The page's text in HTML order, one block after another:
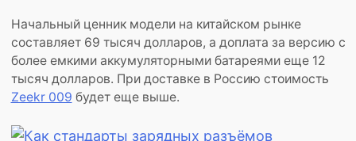
Начальный ценник модели на китайском рынке
составляет 69 тысяч долларов, а доплата за версию с
более емкими аккумуляторными батареями еще 12
тысяч долларов. При доставке в Россию стоимость
Zeekr 009 будет еще выше.